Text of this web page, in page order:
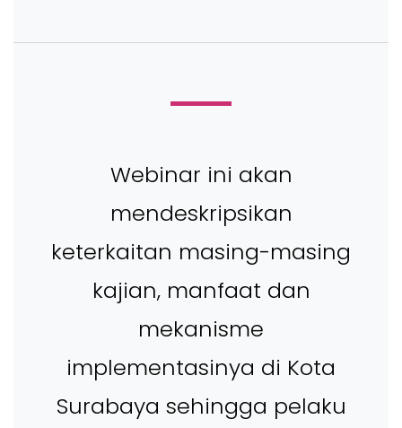
Webinar ini akan
mendeskripsikan
keterkaitan masing-masing
kajian, manfaat dan
mekanisme
implementasinya di Kota
Surabaya sehingga pelaku